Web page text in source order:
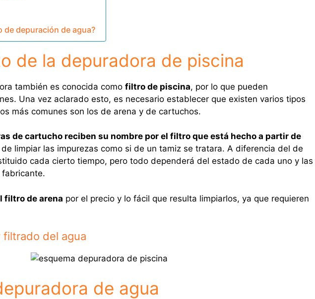
de depuración de agua?
de la depuradora de piscina
también es conocida como filtro de piscina, por lo que pueden
Una vez aclarado esto, es necesario establecer que existen varios tipos
más comunes son los de arena y de cartuchos.
de cartucho reciben su nombre por el filtro que está hecho a partir de
limpiar las impurezas como si de un tamiz se tratara. A diferencia del de
cada cierto tiempo, pero todo dependerá del estado de cada uno y las
fabricante.
filtro de arena por el precio y lo fácil que resulta limpiarlos, ya que requieren
filtrado del agua
de agua